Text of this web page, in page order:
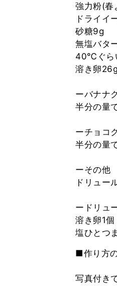
強力粉(春
ドライイ
砂糖9g
無塩バタ
40℃ぐら
溶き卵26g
ーバナナ
半分の量
ーチョコ
半分の量
ーその他
ドリュー
ードリュ
溶き卵1個
■作り方
写真付き